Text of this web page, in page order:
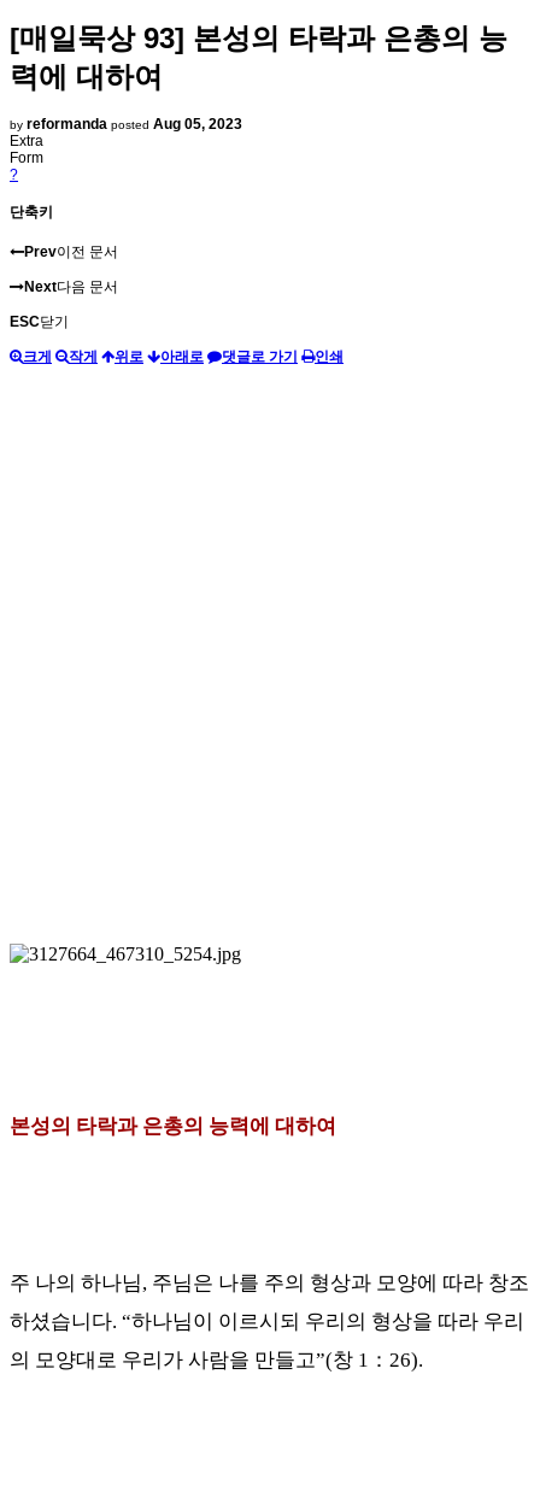
[매일묵상 93] 본성의 타락과 은총의 능
력에 대하여
by reformanda posted Aug 05, 2023
Extra
Form
?
단축키
Prev이전 문서
Next다음 문서
ESC닫기
크게 작게 위로 아래로 댓글로 가기 인쇄
본성의 타락과 은총의 능력에 대하여
주 나의 하나님, 주님은 나를 주의 형상과 모양에 따라 창조
하셨습니다. “하나님이 이르시되 우리의 형상을 따라 우리
의 모양대로 우리가 사람을 만들고”(창 1 ： 26).